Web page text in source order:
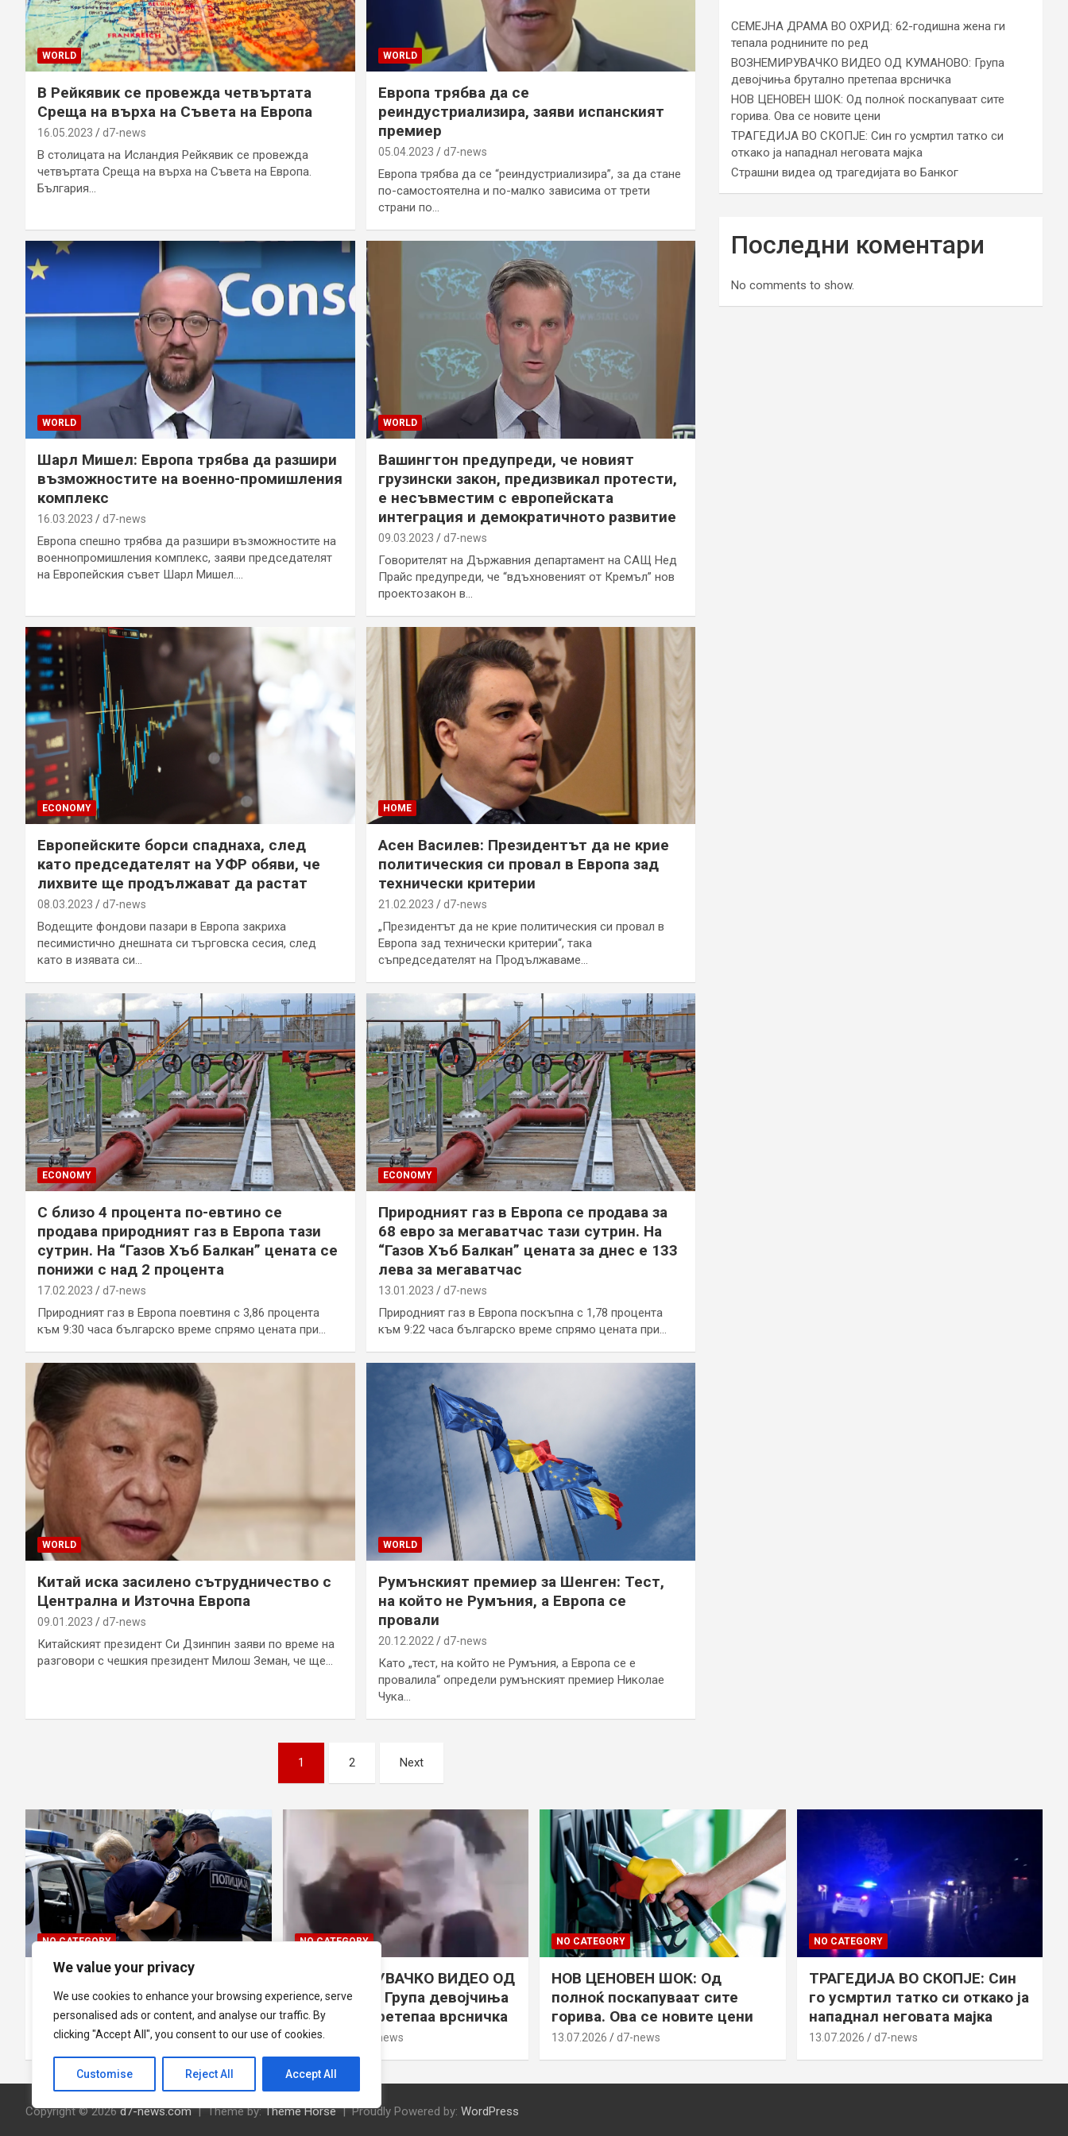
We value your privacy
We use cookies to enhance your browsing experience, serve
personalised ads or content, and analyse our traffic. By
clicking "Accept All", you consent to our use of cookies.
Customise Reject All Accept All
WORLD
В Рейкявик се провежда четвъртата
Среща на върха на Съвета на Европа
16.05.2023 d7-news
В столицата на Исландия Рейкявик се провежда
четвъртата Среща на върха на Съвета на Европа.
България…
WORLD
Европа трябва да се
реиндустриализира, заяви испанският
премиер
05.04.2023 d7-news
Европа трябва да се “реиндустриализира”, за да стане
по-самостоятелна и по-малко зависима от трети
страни по…
WORLD
Шарл Мишел: Европа трябва да разшири
възможностите на военно-промишления
комплекс
16.03.2023 d7-news
Европа спешно трябва да разшири възможностите на
военнопромишления комплекс, заяви председателят
на Европейския съвет Шарл Мишел.…
WORLD
Вашингтон предупреди, че новият
грузински закон, предизвикал протести,
е несъвместим с европейската
интеграция и демократичното развитие
09.03.2023 d7-news
Говорителят на Държавния департамент на САЩ Нед
Прайс предупреди, че “вдъхновеният от Кремъл” нов
проектозакон в…
ECONOMY
Европейските борси спаднаха, след
като председателят на УФР обяви, че
лихвите ще продължават да растат
08.03.2023 d7-news
Водещите фондови пазари в Европа закриха
песимистично днешната си търговска сесия, след
като в изявата си…
HOME
Асен Василев: Президентът да не крие
политическия си провал в Европа зад
технически критерии
21.02.2023 d7-news
„Президентът да не крие политическия си провал в
Европа зад технически критерии“, така
съпредседателят на Продължаваме…
ECONOMY
С близо 4 процента по-евтино се
продава природният газ в Европа тази
сутрин. На “Газов Хъб Балкан” цената се
понижи с над 2 процента
17.02.2023 d7-news
Природният газ в Европа поевтиня с 3,86 процента
към 9:30 часа българско време спрямо цената при…
ECONOMY
Природният газ в Европа се продава за
68 евро за мегаватчас тази сутрин. На
“Газов Хъб Балкан” цената за днес е 133
лева за мегаватчас
13.01.2023 d7-news
Природният газ в Европа поскъпна с 1,78 процента
към 9:22 часа българско време спрямо цената при…
WORLD
Китай иска засилено сътрудничество с
Централна и Източна Европа
09.01.2023 d7-news
Китайският президент Си Дзинпин заяви по време на
разговори с чешкия президент Милош Земан, че ще…
WORLD
Румънският премиер за Шенген: Тест,
на който не Румъния, а Европа се
провали
20.12.2022 d7-news
Като „тест, на който не Румъния, а Европа се е
провалила“ определи румънският премиер Николае
Чука…
1 2 Next
СЕМЕЈНА ДРАМА ВО ОХРИД: 62-годишна жена ги
тепала роднините по ред
ВОЗНЕМИРУВАЧКО ВИДЕО ОД КУМАНОВО: Група
девојчиња брутално претепаа врсничка
НОВ ЦЕНОВЕН ШОК: Од полноќ поскапуваат сите
горива. Ова се новите цени
ТРАГЕДИЈА ВО СКОПЈЕ: Син го усмртил татко си
откако ја нападнал неговата мајка
Страшни видеа од трагедијата во Банког
Последни коментари
No comments to show.
NO CATEGORY
СЕМЕЈНА ДРАМА ВО ОХРИД:
62-годишна жена ги тепала
роднините по ред
13.07.2026 d7-news
NO CATEGORY
ВОЗНЕМИРУВАЧКО ВИДЕО ОД
КУМАНОВО: Група девојчиња
брутално претепаа врсничка
13.07.2026 d7-news
NO CATEGORY
НОВ ЦЕНОВЕН ШОК: Од
полноќ поскапуваат сите
горива. Ова се новите цени
13.07.2026 d7-news
NO CATEGORY
ТРАГЕДИЈА ВО СКОПЈЕ: Син
го усмртил татко си откако ја
нападнал неговата мајка
13.07.2026 d7-news
Copyright © 2026d7-news.com Theme by:Theme Horse Proudly Powered by: WordPress